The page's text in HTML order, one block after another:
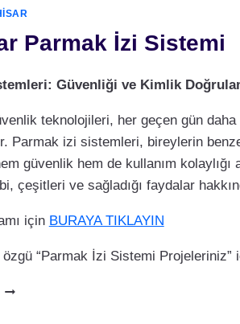
Parmak İzi Sistemi
Güvenliği ve Kimlik
teknolojileri, her geçen gün
Parmak izi sistemleri, bireylerin
güvenlik hem de kullanım
çeşitleri ve sağladığı faydalar
için BURAYA TIKLAYIN
özgü “Parmak İzi Sistemi Projeleriniz”